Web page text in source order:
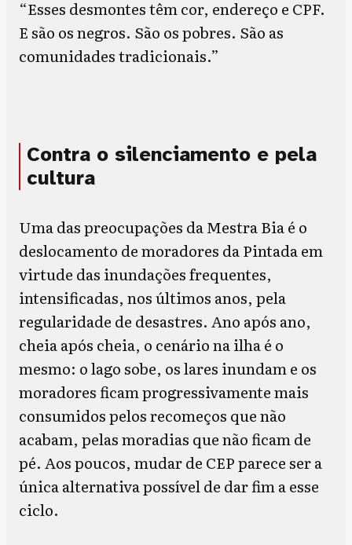
“Esses desmontes têm cor, endereço e CPF.
E são os negros. São os pobres. São as
comunidades tradicionais.”
Contra o silenciamento e pela
cultura
Uma das preocupações da Mestra Bia é o
deslocamento de moradores da Pintada em
virtude das inundações frequentes,
intensificadas, nos últimos anos, pela
regularidade de desastres. Ano após ano,
cheia após cheia, o cenário na ilha é o
mesmo: o lago sobe, os lares inundam e os
moradores ficam progressivamente mais
consumidos pelos recomeços que não
acabam, pelas moradias que não ficam de
pé. Aos poucos, mudar de CEP parece ser a
única alternativa possível de dar fim a esse
ciclo.